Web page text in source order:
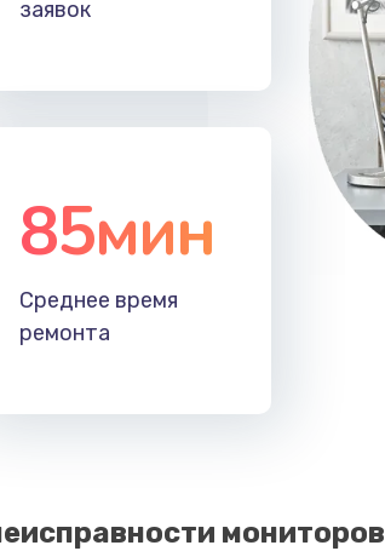
заявок
85мин
Среднее время
ремонта
мониторов